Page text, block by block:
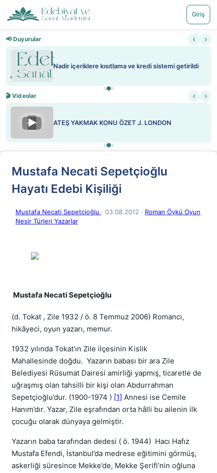
Giriş
📢 Duyurular ‹ ›
Nadir içeriklere kısıtlama ve kredi sistemi getirildi
🎬 Videolar ‹ ›
▶ ATEŞ YAKMAK KONU ÖZET J. LONDON
Mustafa Necati Sepetçioğlu
Hayatı Edebi Kişiliği
Mustafa Necati Sepetçioğlu · 03.08.2012 · Roman Öykü Oyun
Nesir Türleri Yazarlar
Mustafa Necati Sepetçioğlu
(d. Tokat , Zile 1932 / ö. 8 Temmuz 2006) Romancı,
hikâyeci, oyun yazarı, memur.
1932 yılında Tokat'ın Zile ilçesinin Kislik
Mahallesinde doğdu. Yazarın babası bir ara Zile
Belediyesi Rüsumat Dairesi amirliği yapmış, ticaretle de
uğraşmış olan tahsilli bir kişi olan Abdurrahman
Sepetçioğlu’dur. (1900-1974 ) [1] Annesi ise Cemile
Hanım’dır. Yazar, Zile eşrafından orta hâlli bu ailenin ilk
çocuğu olarak dünyaya gelmiştir.
Yazarın baba tarafından dedesi ( ö. 1944) Hacı Hafız
Mustafa Efendi, İstanbul’da medrese eğitimini görmüş,
askerliği süresince Mekke’de, Mekke Şerifi’nin oğluna